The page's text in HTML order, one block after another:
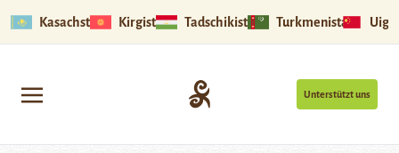
Kasachstan Kirgistan Tadschikistan Turkmenistan
Unterstützt uns